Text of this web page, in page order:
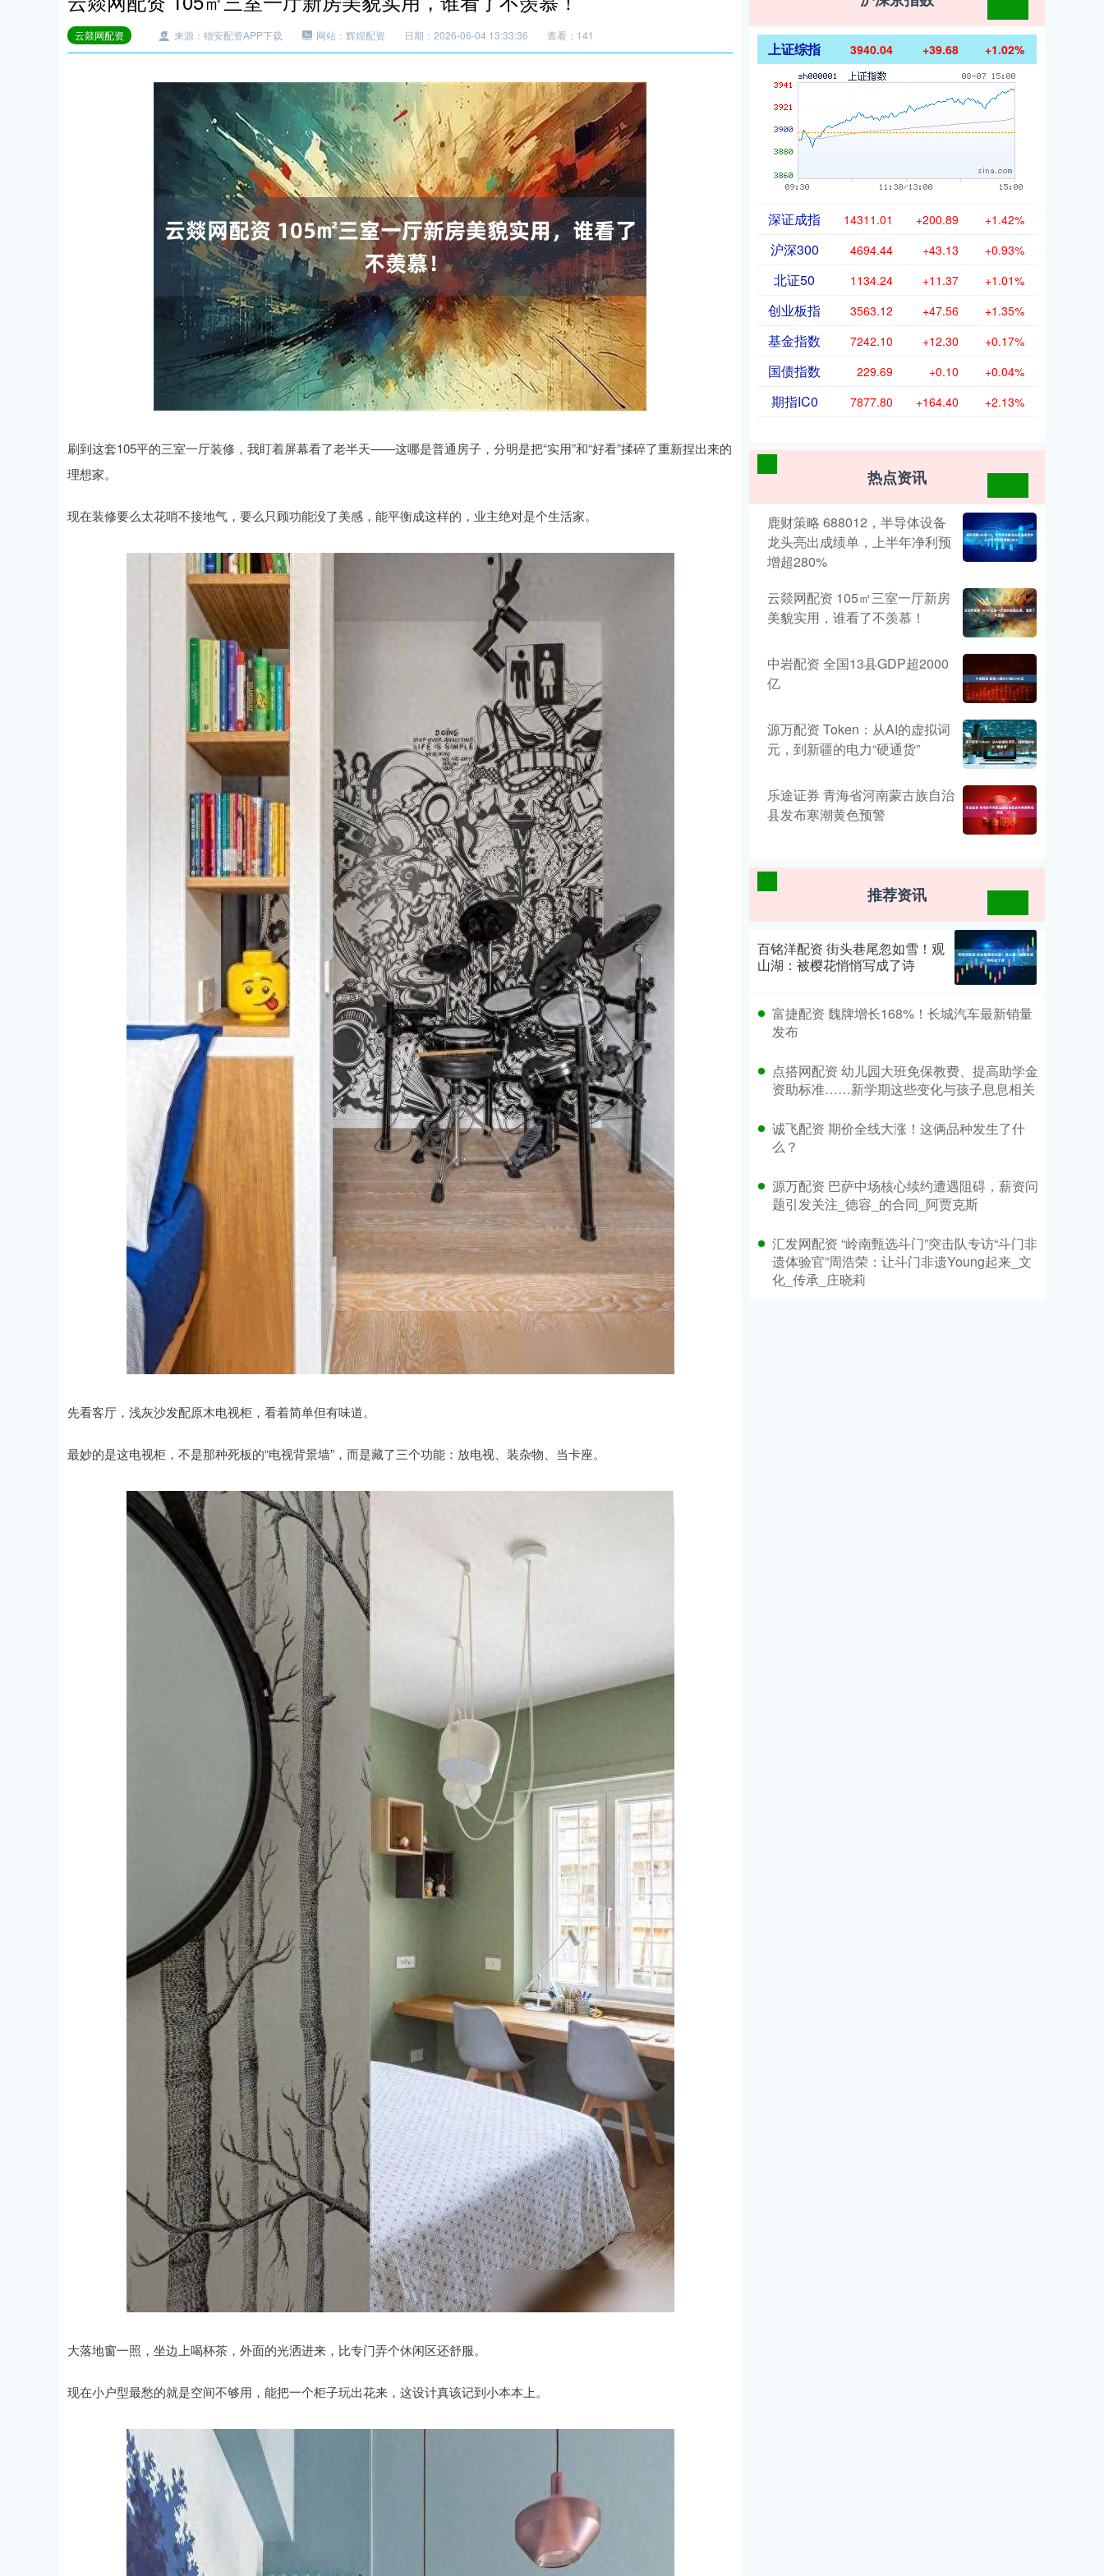
云燚网配资 来源：锴安配资APP下载 网站：辉煌配资 日期：2026-06-04 13:33:36 查看：141
刷到这套105平的三室一厅装修，我盯着屏幕看了老半天——这哪是普通房子，分明是把“实用”和“好看”揉碎了重新捏出来的
理想家。
现在装修要么太花哨不接地气，要么只顾功能没了美感，能平衡成这样的，业主绝对是个生活家。
先看客厅，浅灰沙发配原木电视柜，看着简单但有味道。
最妙的是这电视柜，不是那种死板的“电视背景墙”，而是藏了三个功能：放电视、装杂物、当卡座。
大落地窗一照，坐边上喝杯茶，外面的光洒进来，比专门弄个休闲区还舒服。
现在小户型最愁的就是空间不够用，能把一个柜子玩出花来，这设计真该记到小本本上。
上证综指 3940.04 +39.68 +1.02%
深证成指 14311.01 +200.89 +1.42%
沪深300 4694.44 +43.13 +0.93%
北证50 1134.24 +11.37 +1.01%
创业板指 3563.12 +47.56 +1.35%
基金指数 7242.10 +12.30 +0.17%
国债指数 229.69 +0.10 +0.04%
期指IC0 7877.80 +164.40 +2.13%
热点资讯
鹿财策略 688012，半导体设备
龙头亮出成绩单，上半年净利预
增超280%
云燚网配资 105㎡三室一厅新房
美貌实用，谁看了不羡慕！
中岩配资 全国13县GDP超2000
亿
源万配资 Token：从AI的虚拟词
元，到新疆的电力“硬通货”
乐途证券 青海省河南蒙古族自治
县发布寒潮黄色预警
推荐资讯
百铭洋配资 街头巷尾忽如雪！观
山湖：被樱花悄悄写成了诗
富捷配资 魏牌增长168%！长城汽车最新销量
发布
点搭网配资 幼儿园大班免保教费、提高助学金
资助标准……新学期这些变化与孩子息息相关
诚飞配资 期价全线大涨！这俩品种发生了什
么？
源万配资 巴萨中场核心续约遭遇阻碍，薪资问
题引发关注_德容_的合同_阿贾克斯
汇发网配资 “岭南甄选斗门”突击队专访“斗门非
遗体验官”周浩荣：让斗门非遗Young起来_文
化_传承_庄晓莉